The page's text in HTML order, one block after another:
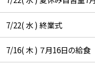
7/22( 水 ) 終業式
7/16( 木 ) ７月16日の給食